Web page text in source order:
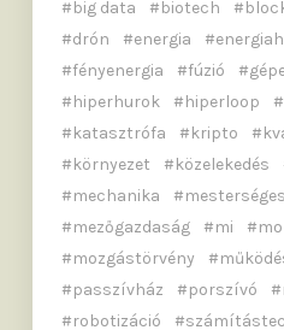
big data
biotech
drón
energia
fényenergia
fúzió
hiperhurok
hiperloop
katasztrófa
kripto
környezet
közelekedés
mechanika
mezőgazdaság
mi
mozgástörvény
passzívház
porszívó
robotizáció